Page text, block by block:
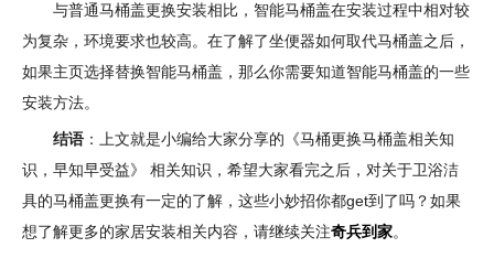
与普通马桶盖更换安装相比，智能马桶盖在安装过程中相对较
为复杂，环境要求也较高。在了解了坐便器如何取代马桶盖之后，
如果主页选择替换智能马桶盖，那么你需要知道智能马桶盖的一些
安装方法。
结语 ：上文就是小编给大家分享的《马桶更换马桶盖相关知
识，早知早受益》 相关知识，希望大家看完之后，对关于卫浴洁
具的马桶盖更换有一定的了解，这些小妙招你都get到了吗？如果
想了解更多的家居安装相关内容，请继续关注奇兵到家。